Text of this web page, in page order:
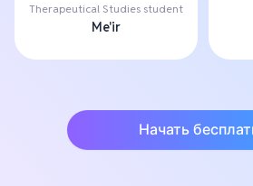
Therapeutical Studies student
Me'ir
Начать